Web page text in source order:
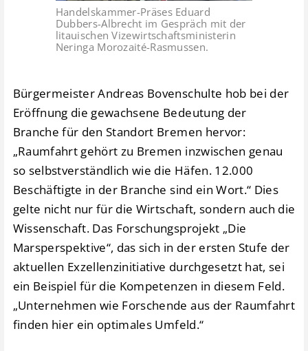
Handelskammer-Präses Eduard
Dubbers-Albrecht im Gespräch mit der
litauischen Vizewirtschaftsministerin
Neringa Morozaité-Rasmussen.
Bürgermeister Andreas Bovenschulte hob bei der
Eröffnung die gewachsene Bedeutung der
Branche für den Standort Bremen hervor:
„Raumfahrt gehört zu Bremen inzwischen genau
so selbstverständlich wie die Häfen. 12.000
Beschäftigte in der Branche sind ein Wort.“ Dies
gelte nicht nur für die Wirtschaft, sondern auch die
Wissenschaft. Das Forschungsprojekt „Die
Marsperspektive“, das sich in der ersten Stufe der
aktuellen Exzellenzinitiative durchgesetzt hat, sei
ein Beispiel für die Kompetenzen in diesem Feld.
„Unternehmen wie Forschende aus der Raumfahrt
finden hier ein optimales Umfeld.“